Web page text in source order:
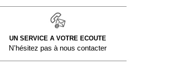
UN SERVICE A VOTRE ECOUTE
N'hésitez pas à nous contacter